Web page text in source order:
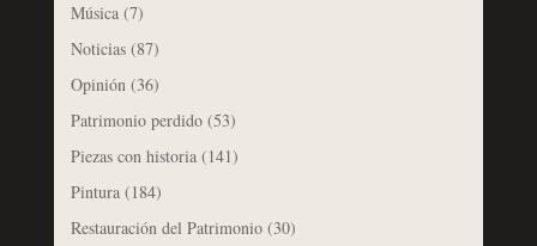
Música(7)
Noticias(87)
Opinión(36)
Patrimonio perdido(53)
Piezas con historia(141)
Pintura(184)
Restauración del Patrimonio(30)